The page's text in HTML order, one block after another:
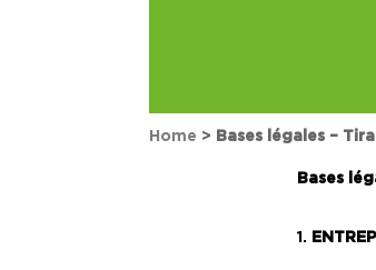
Home > Bases légales –
Bases